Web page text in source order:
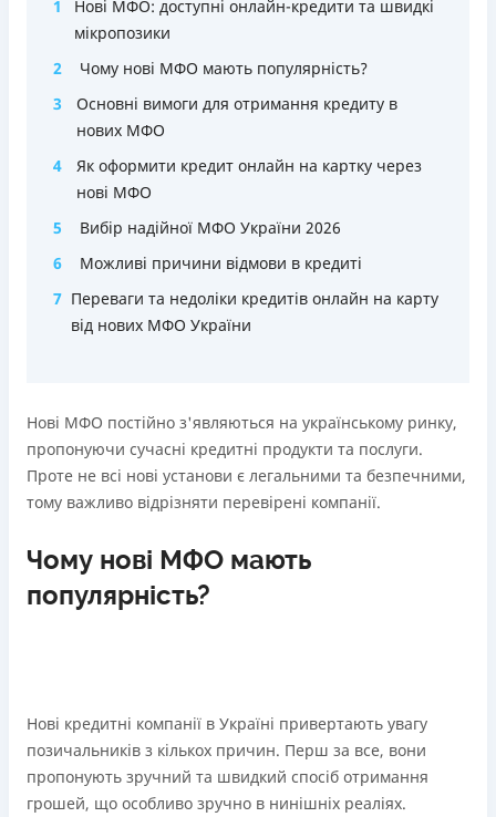
при вчасному обслуговуванні (строк кредитної лінії 5
Можна використовувати ліміт на будь які споживчі
потреби
Нема програми лояльності для постійних клієнтів
Нема кредиту для юросіб (ФОП)
Немає цілодобової підтримки по телефону, в Viber,
Telegram, Facebook
Погашення
Онлайн (через сайт або інтернет-банкінг)
Вся інформація про кредит
1
Нові МФО: доступні онлайн-кредити та швидкі
мікропозики
2
Чому нові МФО мають популярність?
3
Основні вимоги для отримання кредиту в
нових МФО
4
Як оформити кредит онлайн на картку через
нові МФО
5
Вибір надійної МФО України 2026
6
Можливі причини відмови в кредиті
7 Переваги та недоліки кредитів онлайн на карту
від нових МФО України
Нові МФО постійно з'являються на українському ринку,
пропонуючи сучасні кредитні продукти та послуги.
Проте не всі нові установи є легальними та безпечними,
тому важливо відрізняти перевірені компанії.
Чому нові МФО мають
популярність?
Нові кредитні компанії в Україні привертають увагу
позичальників з кількох причин. Перш за все, вони
пропонують зручний та швидкий спосіб отримання
грошей, що особливо зручно в нинішніх реаліях.